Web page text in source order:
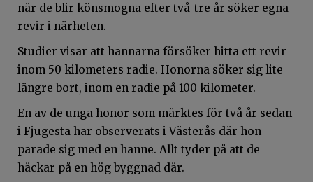
när de blir könsmogna efter två-tre år söker egna
revir i närheten.
Studier visar att hannarna försöker hitta ett revir
inom 50 kilometers radie. Honorna söker sig lite
längre bort, inom en radie på 100 kilometer.
En av de unga honor som märktes för två år sedan
i Fjugesta har observerats i Västerås där hon
parade sig med en hanne. Allt tyder på att de
häckar på en hög byggnad där.